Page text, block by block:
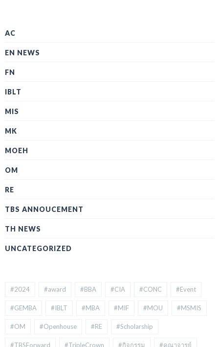
AC
EN NEWS
FN
IBLT
MIS
MK
MOEH
OM
RE
TBS ANNOUCEMENT
TH NEWS
UNCATEGORIZED
#2024 #award #BBA #CIA #CONC #Event
#GEMBA #IBLT #MBA #MIF #MOU #MSMIS
#OM #Openhouse #RE #Scholarship
#TBSForward #TripleCrown #กิจกรรม #คณาจารย์